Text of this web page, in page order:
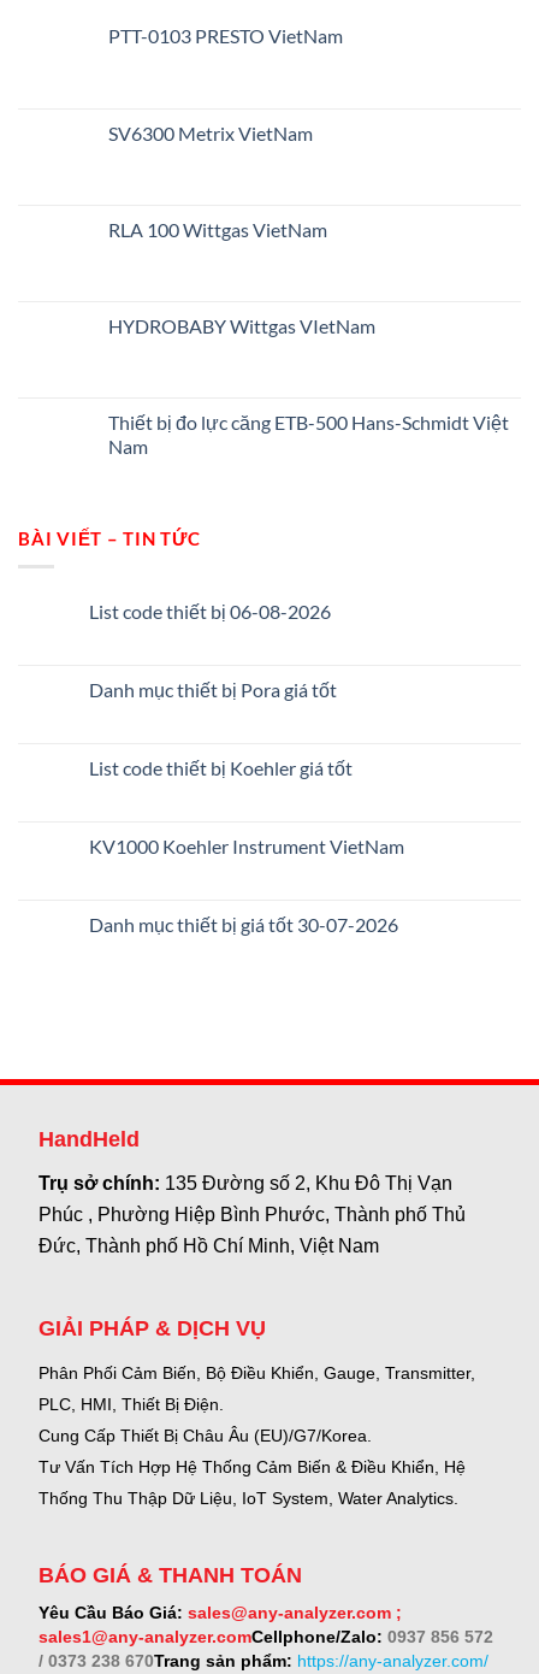
PTT-0103 PRESTO VietNam
SV6300 Metrix VietNam
RLA 100 Wittgas VietNam
HYDROBABY Wittgas VIetNam
Thiết bị đo lực căng ETB-500 Hans-Schmidt Việt
Nam
BÀI VIẾT – TIN TỨC
List code thiết bị 06-08-2026
Danh mục thiết bị Pora giá tốt
List code thiết bị Koehler giá tốt
KV1000 Koehler Instrument VietNam
Danh mục thiết bị giá tốt 30-07-2026
HandHeld
Trụ sở chính: 135 Đường số 2, Khu Đô Thị Vạn
Phúc , Phường Hiệp Bình Phước, Thành phố Thủ
Đức, Thành phố Hồ Chí Minh, Việt Nam
GIẢI PHÁP & DỊCH VỤ
Phân Phối Cảm Biến, Bộ Điều Khiển, Gauge, Transmitter,
PLC, HMI, Thiết Bị Điện.
Cung Cấp Thiết Bị Châu Âu (EU)/G7/Korea.
Tư Vấn Tích Hợp Hệ Thống Cảm Biến & Điều Khiển, Hệ
Thống Thu Thập Dữ Liệu, IoT System, Water Analytics.
BÁO GIÁ & THANH TOÁN
Yêu Cầu Báo Giá: sales@any-analyzer.com ;
sales1@any-analyzer.comCellphone/Zalo: 0937 856 572
/ 0373 238 670Trang sản phẩm: https://any-analyzer.com/